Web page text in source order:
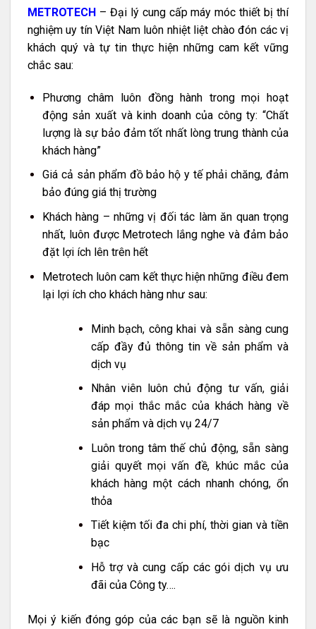
METROTECH – Đại lý cung cấp máy móc thiết bị thí
nghiệm uy tín Việt Nam luôn nhiệt liệt chào đón các vị
khách quý và tự tin thực hiện những cam kết vững
chắc sau:
Phương châm luôn đồng hành trong mọi hoạt
động sản xuất và kinh doanh của công ty: “Chất
lượng là sự bảo đảm tốt nhất lòng trung thành của
khách hàng”
Giá cả sản phẩm đồ bảo hộ y tế phải chăng, đảm
bảo đúng giá thị trường
Khách hàng – những vị đối tác làm ăn quan trọng
nhất, luôn được Metrotech lắng nghe và đảm bảo
đặt lợi ích lên trên hết
Metrotech luôn cam kết thực hiện những điều đem
lại lợi ích cho khách hàng như sau:
Minh bạch, công khai và sẵn sàng cung
cấp đầy đủ thông tin về sản phẩm và
dịch vụ
Nhân viên luôn chủ động tư vấn, giải
đáp mọi thắc mắc của khách hàng về
sản phẩm và dịch vụ 24/7
Luôn trong tâm thế chủ động, sẵn sàng
giải quyết mọi vấn đề, khúc mắc của
khách hàng một cách nhanh chóng, ổn
thỏa
Tiết kiệm tối đa chi phí, thời gian và tiền
bạc
Hỗ trợ và cung cấp các gói dịch vụ ưu
đãi của Công ty….
Mọi ý kiến đóng góp của các bạn sẽ là nguồn kinh